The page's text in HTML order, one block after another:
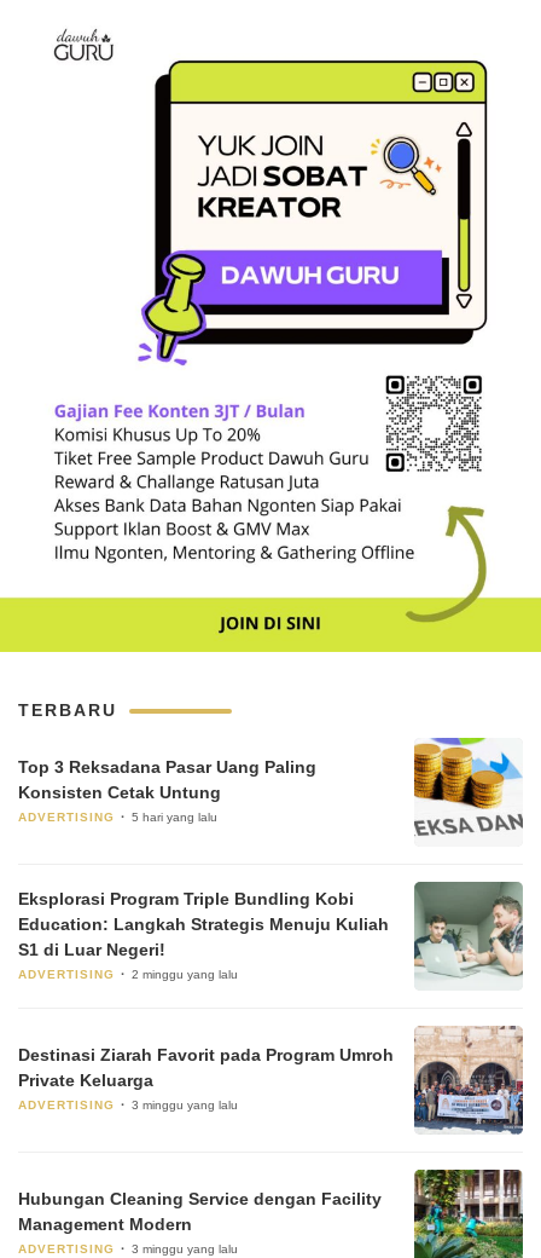
TERBARU
Top 3 Reksadana Pasar Uang Paling
Konsisten Cetak Untung
ADVERTISING 5 hari yang lalu
Eksplorasi Program Triple Bundling Kobi
Education: Langkah Strategis Menuju Kuliah
S1 di Luar Negeri!
ADVERTISING 2 minggu yang lalu
Destinasi Ziarah Favorit pada Program Umroh
Private Keluarga
ADVERTISING 3 minggu yang lalu
Hubungan Cleaning Service dengan Facility
Management Modern
ADVERTISING 3 minggu yang lalu